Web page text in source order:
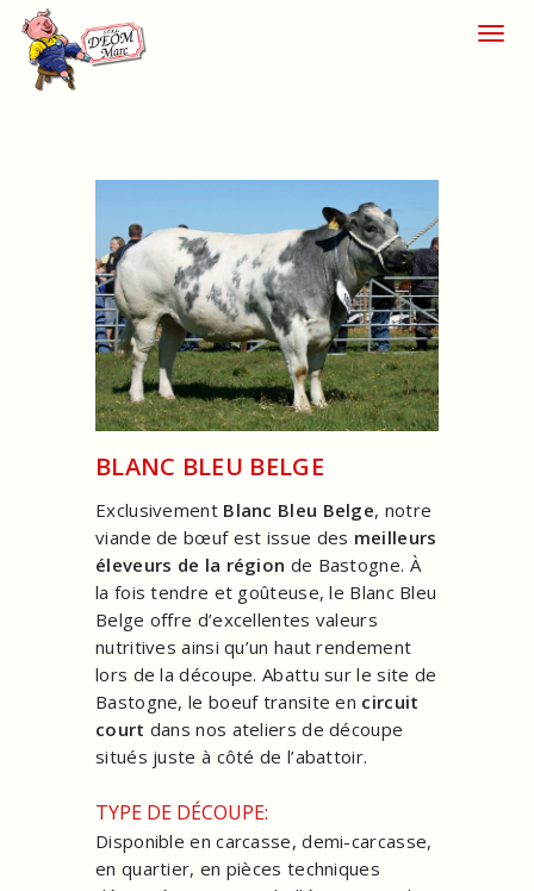
BLANC BLEU BELGE
Exclusivement Blanc Bleu Belge, notre
viande de bœuf est issue des meilleurs
éleveurs de la région de Bastogne. À
la fois tendre et goûteuse, le Blanc Bleu
Belge offre d’excellentes valeurs
nutritives ainsi qu’un haut rendement
lors de la découpe. Abattu sur le site de
Bastogne, le boeuf transite en circuit
court dans nos ateliers de découpe
situés juste à côté de l’abattoir.
TYPE DE DÉCOUPE:
Disponible en carcasse, demi-carcasse,
en quartier, en pièces techniques